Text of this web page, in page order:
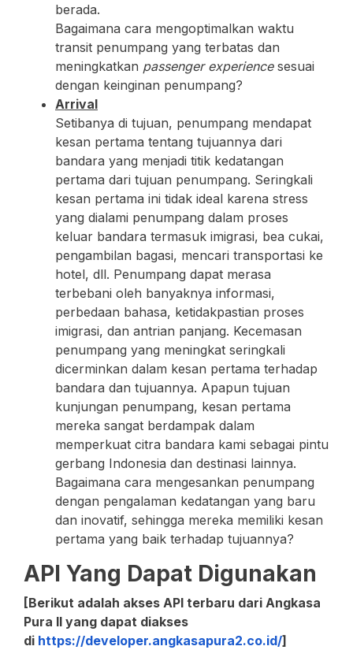
berada.
Bagaimana cara mengoptimalkan waktu
transit penumpang yang terbatas dan
meningkatkan passenger experiencesesuai
dengan keinginan penumpang?
Arrival
Setibanya di tujuan, penumpang mendapat
kesan pertama tentang tujuannya dari
bandara yang menjadi titik kedatangan
pertama dari tujuan penumpang. Seringkali
kesan pertama ini tidak ideal karena stress
yang dialami penumpang dalam proses
keluar bandara termasuk imigrasi, bea cukai,
pengambilan bagasi, mencari transportasi ke
hotel, dll. Penumpang dapat merasa
terbebani oleh banyaknya informasi,
perbedaan bahasa, ketidakpastian proses
imigrasi, dan antrian panjang. Kecemasan
penumpang yang meningkat seringkali
dicerminkan dalam kesan pertama terhadap
bandara dan tujuannya. Apapun tujuan
kunjungan penumpang, kesan pertama
mereka sangat berdampak dalam
memperkuat citra bandara kami sebagai pintu
gerbang Indonesia dan destinasi lainnya.
Bagaimana cara mengesankan penumpang
dengan pengalaman kedatangan yang baru
dan inovatif, sehingga mereka memiliki kesan
pertama yang baik terhadap tujuannya?
API Yang Dapat Digunakan
[Berikut adalah akses API terbaru dari Angkasa
Pura II yang dapat diakses
di https://developer.angkasapura2.co.id/]